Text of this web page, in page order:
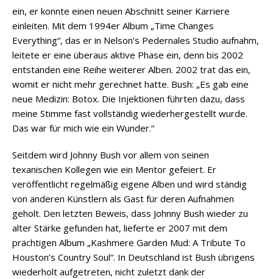
ein, er konnte einen neuen Abschnitt seiner Karriere
einleiten. Mit dem 1994er Album „Time Changes
Everything“, das er in Nelson’s Pedernales Studio aufnahm,
leitete er eine überaus aktive Phase ein, denn bis 2002
entstanden eine Reihe weiterer Alben. 2002 trat das ein,
womit er nicht mehr gerechnet hatte. Bush: „Es gab eine
neue Medizin: Botox. Die Injektionen führten dazu, dass
meine Stimme fast vollständig wiederhergestellt wurde.
Das war für mich wie ein Wunder.“
Seitdem wird Johnny Bush vor allem von seinen
texanischen Kollegen wie ein Mentor gefeiert. Er
veröffentlicht regelmäßig eigene Alben und wird ständig
von anderen Künstlern als Gast für deren Aufnahmen
geholt. Den letzten Beweis, dass Johnny Bush wieder zu
alter Stärke gefunden hat, lieferte er 2007 mit dem
prächtigen Album „Kashmere Garden Mud: A Tribute To
Houston’s Country Soul“. In Deutschland ist Bush übrigens
wiederholt aufgetreten, nicht zuletzt dank der